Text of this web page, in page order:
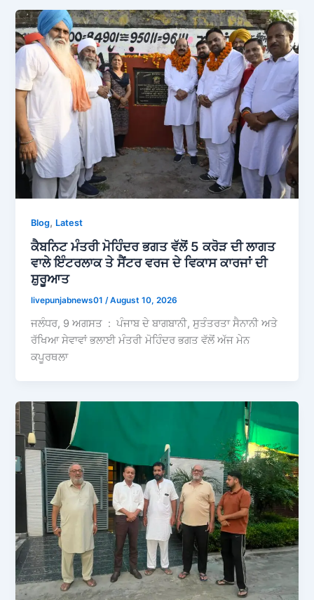
Blog, Latest
ਕੈਬਨਿਟ ਮੰਤਰੀ ਮੋਹਿੰਦਰ ਭਗਤ ਵੱਲੋਂ 5 ਕਰੋੜ ਦੀ ਲਾਗਤ
ਵਾਲੇ ਇੰਟਰਲਾਕ ਤੇ ਸੈਂਟਰ ਵਰਜ ਦੇ ਵਿਕਾਸ ਕਾਰਜਾਂ ਦੀ
ਸ਼ੁਰੂਆਤ
livepunjabnews01/August 10, 2026
ਜਲੰਧਰ, 9 ਅਗਸਤ : ਪੰਜਾਬ ਦੇ ਬਾਗਬਾਨੀ, ਸੁਤੰਤਰਤਾ ਸੈਨਾਨੀ ਅਤੇ
ਰੱਖਿਆ ਸੇਵਾਵਾਂ ਭਲਾਈ ਮੰਤਰੀ ਮੋਹਿੰਦਰ ਭਗਤ ਵੱਲੋਂ ਅੱਜ ਮੇਨ
ਕਪੂਰਥਲਾ